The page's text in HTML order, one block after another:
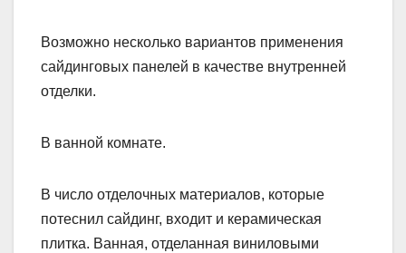
Возможно несколько вариантов применения
сайдинговых панелей в качестве внутренней
отделки.
В ванной комнате.
В число отделочных материалов, которые
потеснил сайдинг, входит и керамическая
плитка. Ванная, отделанная виниловыми